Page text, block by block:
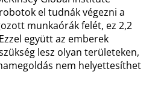
el tudnák végezni a
munkaórák felét, ez 2,2
együtt az emberek
lesz olyan területeken,
nem helyettesíthet